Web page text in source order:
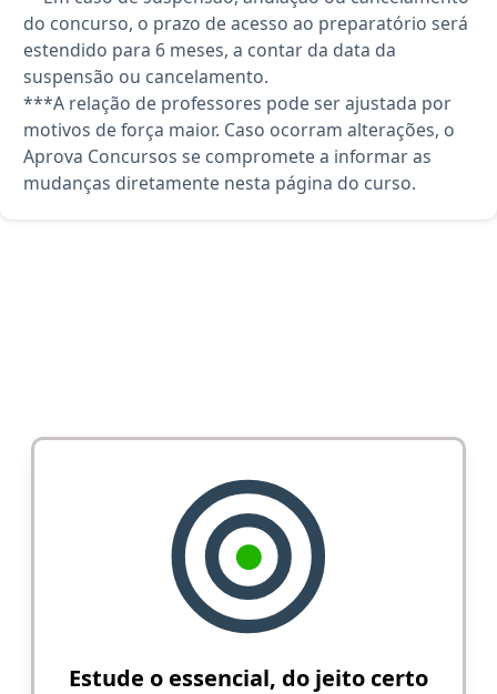
do concurso, o prazo de acesso ao preparatório será
estendido para 6 meses, a contar da data da
suspensão ou cancelamento.
***A relação de professores pode ser ajustada por
motivos de força maior. Caso ocorram alterações, o
Aprova Concursos se compromete a informar as
mudanças diretamente nesta página do curso.
Estude o essencial, do jeito certo